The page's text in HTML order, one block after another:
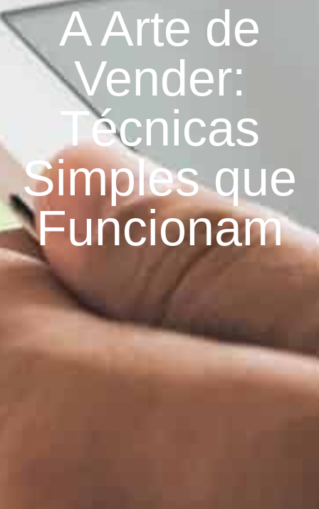
A Arte de
Vender:
Técnicas
Simples que
Funcionam